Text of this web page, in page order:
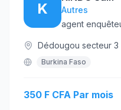
K Autres
agent
Dédougou secteur 3
Burkina Faso
350 F CFA Par mois